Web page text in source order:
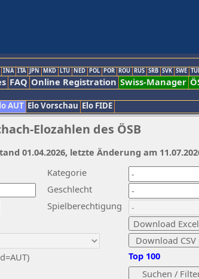
INA ITA JPN MKD LTU NED POL POR ROU RUS SRB SVK SWE
FAQ Online Registration Swiss-Manager
AUT Elo Vorschau Elo FIDE
Elozahlen des ÖSB
Kategorie
Geschlecht
Spielberechtigung
Top 100
01.04.2026, letzte Änderung am